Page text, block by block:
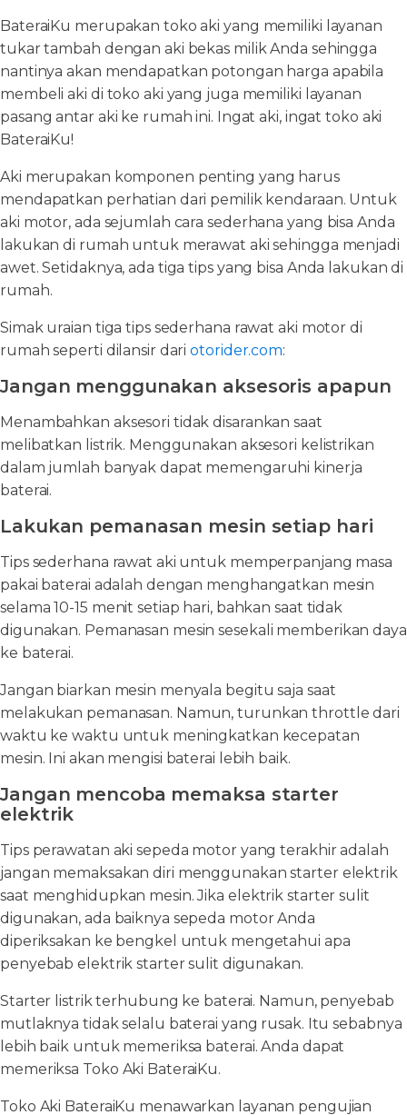
BateraiKu merupakan toko aki yang memiliki layanan
tukar tambah dengan aki bekas milik Anda sehingga
nantinya akan mendapatkan potongan harga apabila
membeli aki di toko aki yang juga memiliki layanan
pasang antar aki ke rumah ini. Ingat aki, ingat toko aki
BateraiKu!
Aki merupakan komponen penting yang harus
mendapatkan perhatian dari pemilik kendaraan. Untuk
aki motor, ada sejumlah cara sederhana yang bisa Anda
lakukan di rumah untuk merawat aki sehingga menjadi
awet. Setidaknya, ada tiga tips yang bisa Anda lakukan di
rumah.
Simak uraian tiga tips sederhana rawat aki motor di
rumah seperti dilansir dariotorider.com:
Jangan menggunakan aksesoris apapun
Menambahkan aksesori tidak disarankan saat
melibatkan listrik. Menggunakan aksesori kelistrikan
dalam jumlah banyak dapat memengaruhi kinerja
baterai.
Lakukan pemanasan mesin setiap hari
Tips sederhana rawat aki untuk memperpanjang masa
pakai baterai adalah dengan menghangatkan mesin
selama 10-15 menit setiap hari, bahkan saat tidak
digunakan. Pemanasan mesin sesekali memberikan daya
ke baterai.
Jangan biarkan mesin menyala begitu saja saat
melakukan pemanasan. Namun, turunkan throttle dari
waktu ke waktu untuk meningkatkan kecepatan
mesin. Ini akan mengisi baterai lebih baik.
Jangan mencoba memaksa starter
elektrik
Tips perawatan aki sepeda motor yang terakhir adalah
jangan memaksakan diri menggunakan starter elektrik
saat menghidupkan mesin. Jika elektrik starter sulit
digunakan, ada baiknya sepeda motor Anda
diperiksakan ke bengkel untuk mengetahui apa
penyebab elektrik starter sulit digunakan.
Starter listrik terhubung ke baterai. Namun, penyebab
mutlaknya tidak selalu baterai yang rusak. Itu sebabnya
lebih baik untuk memeriksa baterai. Anda dapat
memeriksa Toko Aki BateraiKu.
Toko Aki BateraiKu menawarkan layanan pengujian